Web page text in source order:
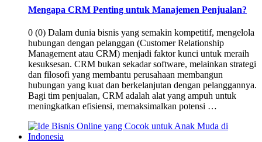
Mengapa CRM Penting untuk Manajemen Penjualan?
0 (0) Dalam dunia bisnis yang semakin kompetitif, mengelola
hubungan dengan pelanggan (Customer Relationship
Management atau CRM) menjadi faktor kunci untuk meraih
kesuksesan. CRM bukan sekadar software, melainkan strategi
dan filosofi yang membantu perusahaan membangun
hubungan yang kuat dan berkelanjutan dengan pelanggannya.
Bagi tim penjualan, CRM adalah alat yang ampuh untuk
meningkatkan efisiensi, memaksimalkan potensi …